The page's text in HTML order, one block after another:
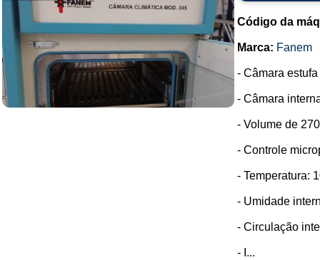
Código da
Marca: Fanem
- Câmara
- Câmara
- Volume de
- Controle
- Temperatura:
- Umidade
- Circulação
- I...